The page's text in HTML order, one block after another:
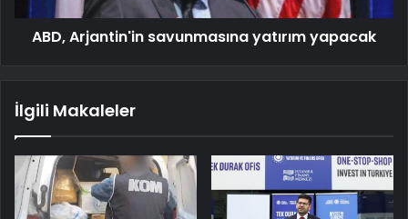
ABD, Arjantin'in savunmasına yatırım yapacak
İlgili Makaleler